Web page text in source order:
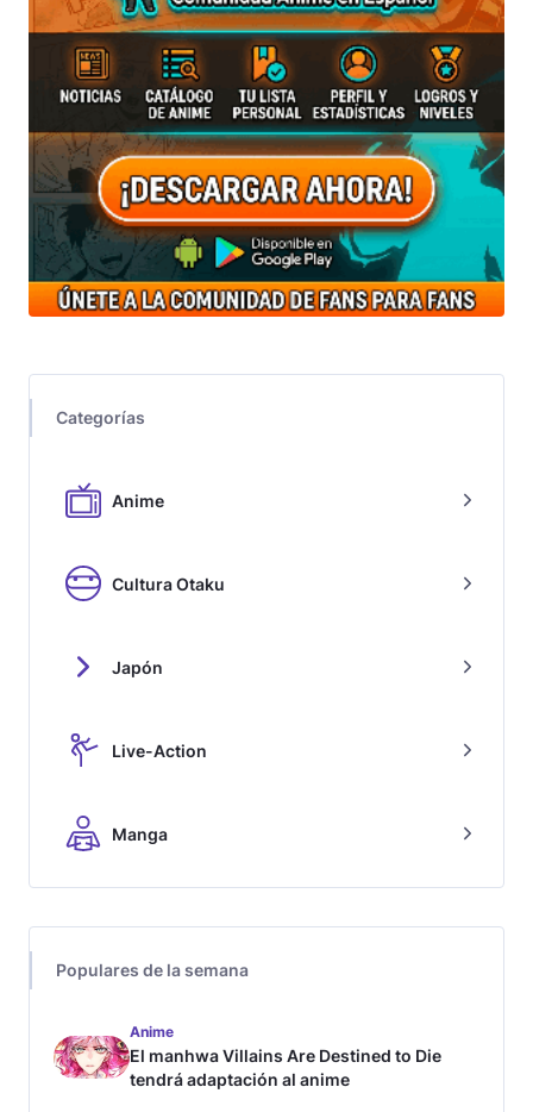
Categorías
Anime
Cultura Otaku
Japón
Live-Action
Manga
Populares de la semana
Anime
El manhwa Villains Are Destined to Die
tendrá adaptación al anime